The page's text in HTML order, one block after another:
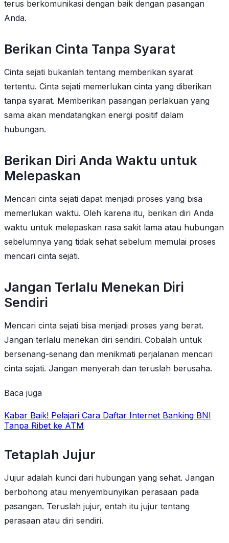
terus berkomunikasi dengan baik dengan pasangan
Anda.
Berikan Cinta Tanpa Syarat
Cinta sejati bukanlah tentang memberikan syarat
tertentu. Cinta sejati memerlukan cinta yang diberikan
tanpa syarat. Memberikan pasangan perlakuan yang
sama akan mendatangkan energi positif dalam
hubungan.
Berikan Diri Anda Waktu untuk
Melepaskan
Mencari cinta sejati dapat menjadi proses yang bisa
memerlukan waktu. Oleh karena itu, berikan diri Anda
waktu untuk melepaskan rasa sakit lama atau hubungan
sebelumnya yang tidak sehat sebelum memulai proses
mencari cinta sejati.
Jangan Terlalu Menekan Diri
Sendiri
Mencari cinta sejati bisa menjadi proses yang berat.
Jangan terlalu menekan diri sendiri. Cobalah untuk
bersenang-senang dan menikmati perjalanan mencari
cinta sejati. Jangan menyerah dan teruslah berusaha.
Baca juga
Kabar Baik! Pelajari Cara Daftar Internet Banking BNI
Tanpa Ribet ke ATM
Tetaplah Jujur
Jujur adalah kunci dari hubungan yang sehat. Jangan
berbohong atau menyembunyikan perasaan pada
pasangan. Teruslah jujur, entah itu jujur tentang
perasaan atau diri sendiri.